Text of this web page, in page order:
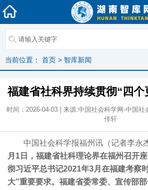
当前位置： 首页 > 智库新闻
福建省社科界持续贯彻“四
时间：2026-04-03 | 来源:中国社会科学网-中国
传轩
中国社会科学报福州讯（记者李永
月1日，福建省社科理论界在福州召开
彻习近平总书记2021年3月在福建考察
大”重要要求。福建省委常委、宣传部